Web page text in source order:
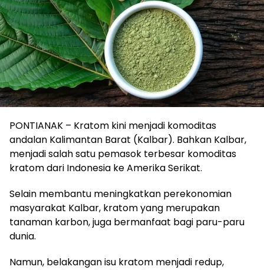
PONTIANAK – Kratom kini menjadi komoditas
andalan Kalimantan Barat (Kalbar). Bahkan Kalbar,
menjadi salah satu pemasok terbesar komoditas
kratom dari Indonesia ke Amerika Serikat.
Selain membantu meningkatkan perekonomian
masyarakat Kalbar, kratom yang merupakan
tanaman karbon, juga bermanfaat bagi paru-paru
dunia.
Namun, belakangan isu kratom menjadi redup,